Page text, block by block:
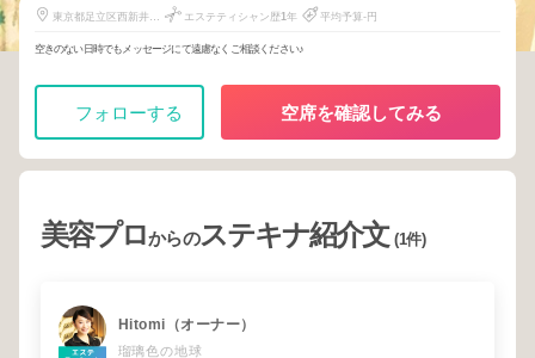
東京都足立区西新井栄
エステティシャン歴1年 平均予算-円
空きのない日時でもメッセージにて遠慮なくご相談ください♪
フォローする 空席を確認してみる
美容プロからのステキナ紹介文(1件)
Hitomi（オーナー）
瑠璃色の地球